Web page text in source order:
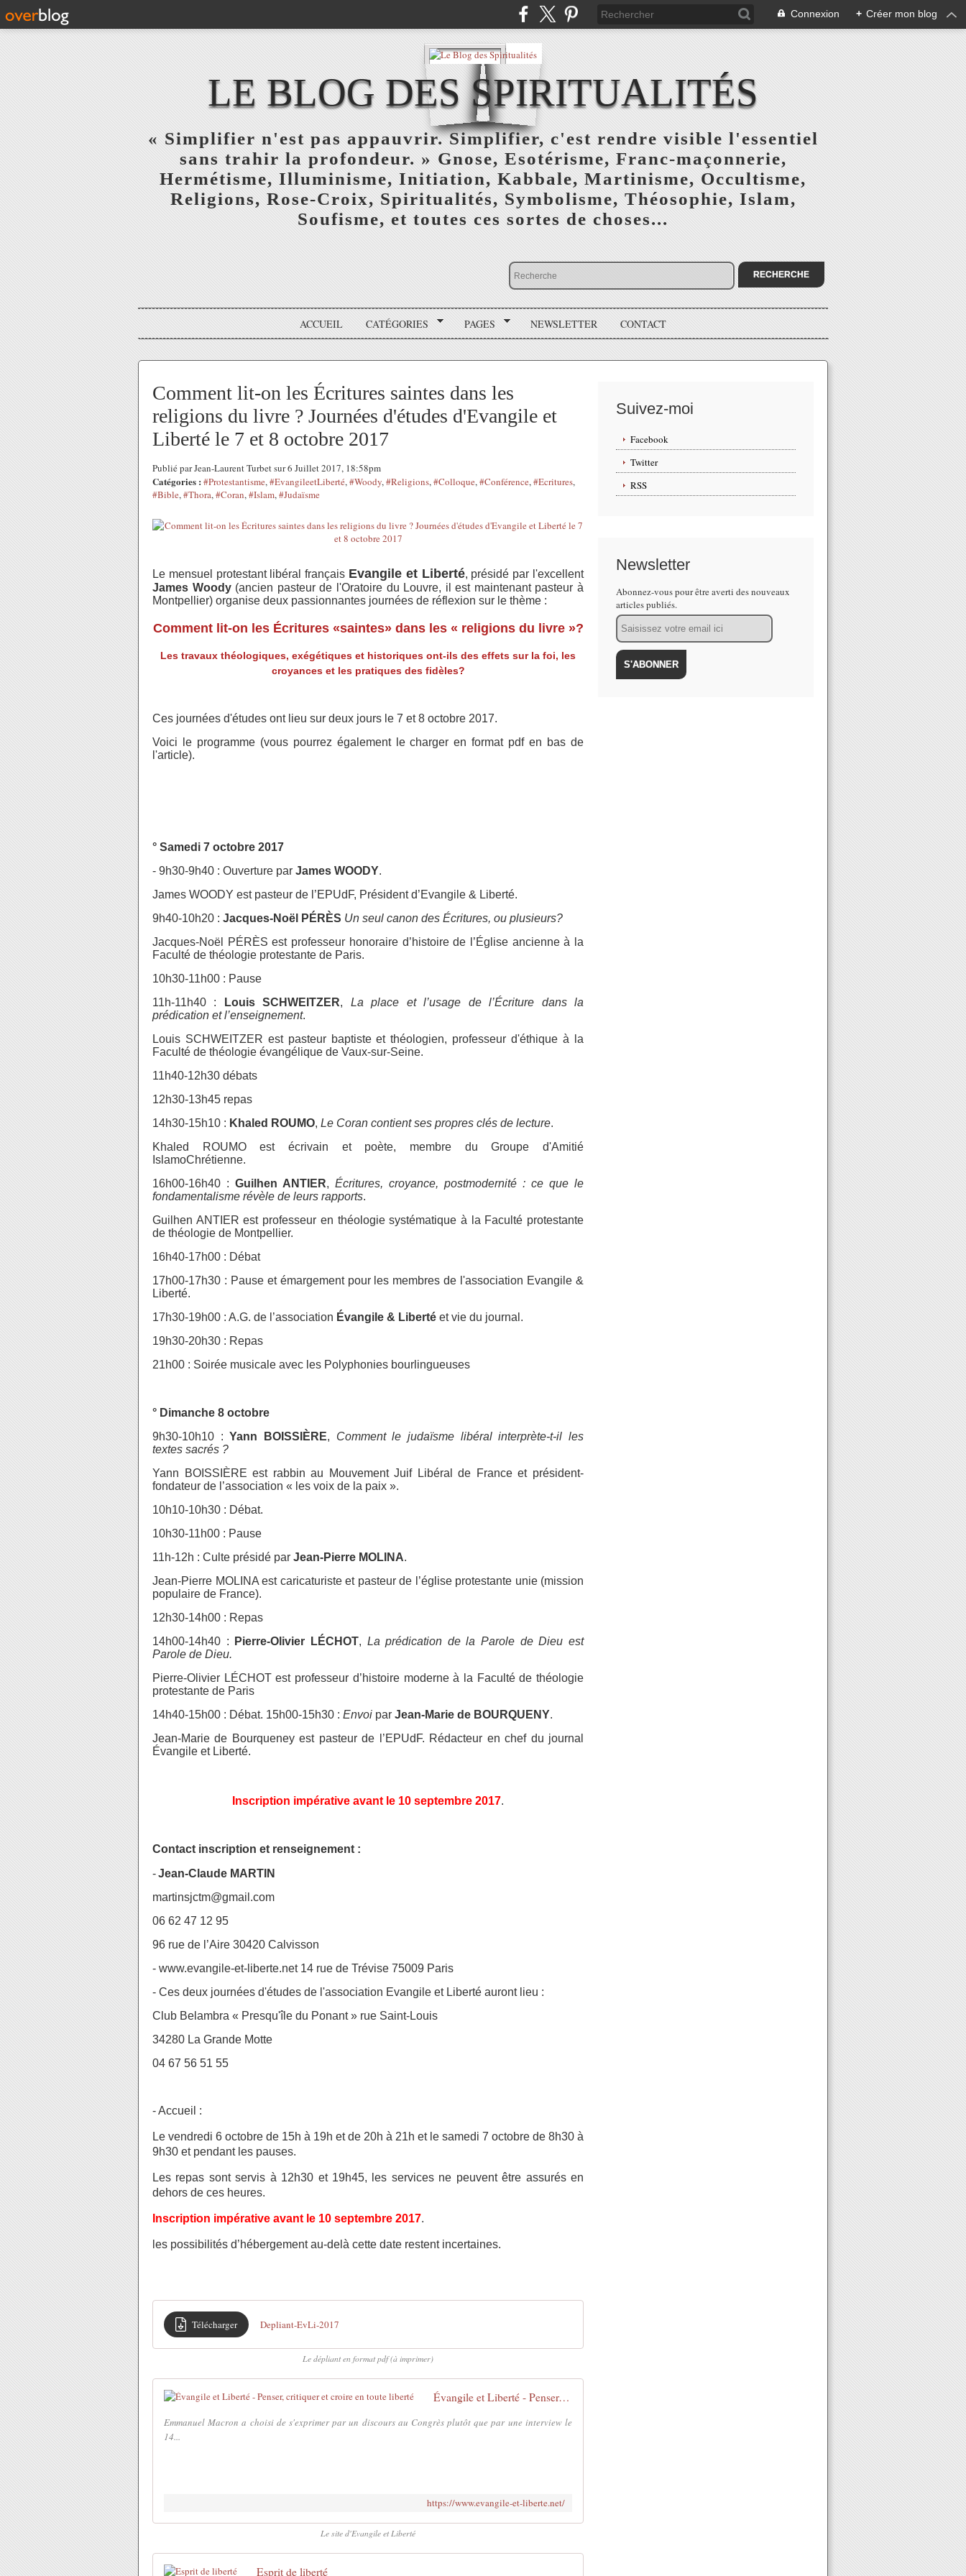
Connexion + Créer mon blog
LE BLOG DES SPIRITUALITÉS
« Simplifier n'est pas appauvrir. Simplifier, c'est rendre visible l'essentiel
sans trahir la profondeur. » Gnose, Esotérisme, Franc-maçonnerie,
Hermétisme, Illuminisme, Initiation, Kabbale, Martinisme, Occultisme,
Religions, Rose-Croix, Spiritualités, Symbolisme, Théosophie, Islam,
Soufisme, et toutes ces sortes de choses...
ACCUEIL CATÉGORIES PAGES NEWSLETTER CONTACT
Comment lit-on les Écritures saintes dans les
religions du livre ? Journées d'études d'Evangile et
Liberté le 7 et 8 octobre 2017
Publié par Jean-Laurent Turbet sur 6 Juillet 2017, 18:58pm
Catégories : #Protestantisme,#EvangileetLiberté,#Woody,#Religions,#Colloque,#Conférence,#Ecritures,
#Bible,#Thora,#Coran,#Islam,#Judaïsme
Le mensuel protestant libéral français Evangile et Liberté, présidé par l'excellent
James Woody(ancien pasteur de l'Oratoire du Louvre, il est maintenant pasteur à
Montpellier) organise deux passionnantes journées de réflexion sur le thème :
Comment lit-on les Écritures «saintes» dans les « religions du livre »?
Les travaux théologiques, exégétiques et historiques ont-ils des effets sur la foi, les
croyances et les pratiques des fidèles?
Ces journées d'études ont lieu sur deux jours le 7 et 8 octobre 2017.
Voici le programme (vous pourrez également le charger en format pdf en bas de
l'article).
° Samedi 7 octobre 2017
- 9h30-9h40 : Ouverture par James WOODY.
James WOODY est pasteur de l’EPUdF, Président d’Evangile & Liberté.
9h40-10h20 : Jacques-Noël PÉRÈS Un seul canon des Écritures, ou plusieurs?
Jacques-Noël PÉRÈS est professeur honoraire d’histoire de l’Église ancienne à la
Faculté de théologie protestante de Paris.
10h30-11h00 : Pause
11h-11h40 :
Louis SCHWEITZER, La place et l’usage de l’Écriture dans la
prédication et l’enseignement.
Louis SCHWEITZER est pasteur baptiste et théologien, professeur d'éthique à la
Faculté de théologie évangélique de Vaux-sur-Seine.
11h40-12h30 débats
12h30-13h45 repas
14h30-15h10 : Khaled ROUMO, Le Coran contient ses propres clés de lecture.
Khaled ROUMO est écrivain et poète, membre du Groupe d'Amitié
IslamoChrétienne.
16h00-16h40 : Guilhen ANTIER, Écritures, croyance, postmodernité : ce que le
fondamentalisme révèle de leurs rapports.
Guilhen ANTIER est professeur en théologie systématique à la Faculté protestante
de théologie de Montpellier.
16h40-17h00 : Débat
17h00-17h30 : Pause et émargement pour les membres de l'association Evangile &
Liberté.
17h30-19h00 : A.G. de l’association Évangile & Liberté et vie du journal.
19h30-20h30 : Repas
21h00 : Soirée musicale avec les Polyphonies bourlingueuses
° Dimanche 8 octobre
9h30-10h10 :Yann BOISSIÈRE, Comment le judaïsme libéral interprète-t-il les
textes sacrés ?
Yann BOISSIÈRE est rabbin au Mouvement Juif Libéral de France et président-
fondateur de l’association « les voix de la paix ».
10h10-10h30 : Débat.
10h30-11h00 : Pause
11h-12h : Culte présidé par Jean-Pierre MOLINA.
Jean-Pierre MOLINA est caricaturiste et pasteur de l’église protestante unie (mission
populaire de France).
12h30-14h00 : Repas
14h00-14h40 :
Pierre-Olivier LÉCHOT, La prédication de la Parole de Dieu est
Parole de Dieu.
Pierre-Olivier LÉCHOT est professeur d’histoire moderne à la Faculté de théologie
protestante de Paris
14h40-15h00 : Débat. 15h00-15h30 : Envoi par Jean-Marie de BOURQUENY.
Jean-Marie de Bourqueney est pasteur de l’EPUdF. Rédacteur en chef du journal
Évangile et Liberté.
Inscription impérative avant le 10 septembre 2017.
Contact inscription et renseignement :
-Jean-Claude MARTIN
martinsjctm@gmail.com
06 62 47 12 95
96 rue de l’Aire 30420 Calvisson
- www.evangile-et-liberte.net 14 rue de Trévise 75009 Paris
- Ces deux journées d'études de l'association Evangile et Liberté auront lieu :
Club Belambra « Presqu'île du Ponant » rue Saint-Louis
34280 La Grande Motte
04 67 56 51 55
- Accueil :
Le vendredi 6 octobre de 15h à 19h et de 20h à 21h et le samedi 7 octobre de 8h30 à
9h30 et pendant les pauses.
Les repas sont servis à 12h30 et 19h45, les services ne peuvent être assurés en
dehors de ces heures.
Inscription impérative avant le 10 septembre 2017.
les possibilités d’hébergement au-delà cette date restent incertaines.
Télécharger Depliant-EvLi-2017
Le dépliant en format pdf (à imprimer)
Évangile et Liberté - Penser, critiquer et croire en toute liberté
Emmanuel Macron a choisi de s'exprimer par un discours au Congrès plutôt que par une interview le
14...
https://www.evangile-et-liberte.net/
Le site d'Evangile et Liberté
Esprit de liberté
Suivez-moi
Facebook
Twitter
RSS
Newsletter
Abonnez-vous pour être averti des nouveaux
articles publiés.
Email